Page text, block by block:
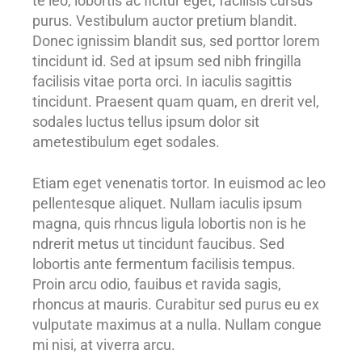
purus. Vestibulum auctor pretium blandit.
Donec ignissim blandit sus, sed porttor lorem
tincidunt id. Sed at ipsum sed nibh fringilla
facilisis vitae porta orci. In iaculis sagittis
tincidunt. Praesent quam quam, en drerit vel,
sodales luctus tellus ipsum dolor sit
ametestibulum eget sodales.
Etiam eget venenatis tortor. In euismod ac leo
pellentesque aliquet. Nullam iaculis ipsum
magna, quis rhncus ligula lobortis non is he
ndrerit metus ut tincidunt faucibus. Sed
lobortis ante fermentum facilisis tempus.
Proin arcu odio, fauibus et ravida sagis,
rhoncus at mauris. Curabitur sed purus eu ex
vulputate maximus at a nulla. Nullam congue
mi nisi, at viverra arcu.